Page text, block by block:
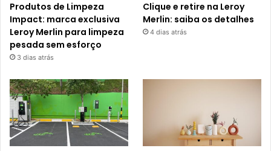
Produtos de Limpeza
Impact: marca exclusiva
Leroy Merlin para limpeza
pesada sem esforço
3 dias atrás
Clique e retire na Leroy
Merlin: saiba os detalhes
4 dias atrás